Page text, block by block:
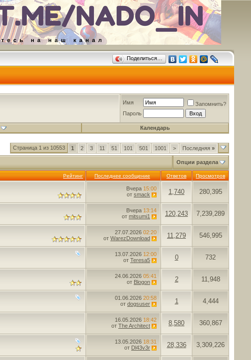
Поделиться…
Имя
Запомнить?
Пароль
Календарь
Страница 1 из 10553 1 2 3 11 51 101 501 1001 > Последняя »
Опции раздела
Рейтинг Последнее сообщение Ответов Просмотров
Вчера 15:00
от smack 1,740 280,395
Вчера 13:14
от mitsumi1 120,243 7,239,289
27.07.2026 02:20
от WarezDownload 11,279 546,995
13.07.2026 12:00
от Teresa5 0 732
24.06.2026 05:41
от Blogon 2 11,948
01.06.2026 20:58
от dogsuser 1 4,444
16.05.2026 18:42
от The Architect 8,580 360,867
13.05.2026 18:31
от Dl43v3r 28,336 3,309,226